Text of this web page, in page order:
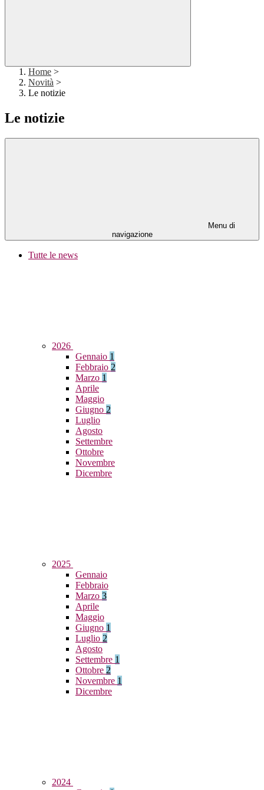
Home >
Novità >
Le notizie
Le notizie
Menu di
navigazione
Tutte le news
2026
Gennaio 1
Febbraio 2
Marzo 1
Aprile
Maggio
Giugno 2
Luglio
Agosto
Settembre
Ottobre
Novembre
Dicembre
2025
Gennaio
Febbraio
Marzo 3
Aprile
Maggio
Giugno 1
Luglio 2
Agosto
Settembre 1
Ottobre 2
Novembre 1
Dicembre
2024